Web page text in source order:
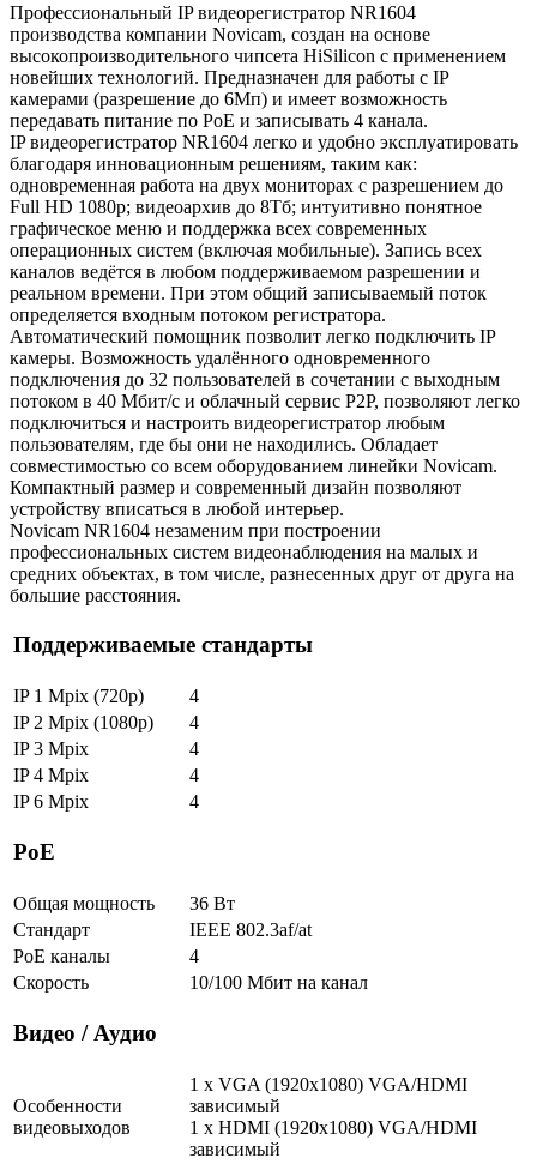
Профессиональный IP видеорегистратор NR1604
производства компании Novicam, создан на основе
высокопроизводительного чипсета HiSilicon с применением
новейших технологий. Предназначен для работы с IP
камерами (разрешение до 6Мп) и имеет возможность
передавать питание по PoE и записывать 4 канала.
IP видеорегистратор NR1604 легко и удобно эксплуатировать
благодаря инновационным решениям, таким как:
одновременная работа на двух мониторах с разрешением до
Full HD 1080p; видеоархив до 8Тб; интуитивно понятное
графическое меню и поддержка всех современных
операционных систем (включая мобильные). Запись всех
каналов ведётся в любом поддерживаемом разрешении и
реальном времени. При этом общий записываемый поток
определяется входным потоком регистратора.
Автоматический помощник позволит легко подключить IP
камеры. Возможность удалённого одновременного
подключения до 32 пользователей в сочетании с выходным
потоком в 40 Мбит/с и облачный сервис P2P, позволяют легко
подключиться и настроить видеорегистратор любым
пользователям, где бы они не находились. Обладает
совместимостью со всем оборудованием линейки Novicam.
Компактный размер и современный дизайн позволяют
устройству вписаться в любой интерьер.
Novicam NR1604 незаменим при построении
профессиональных систем видеонаблюдения на малых и
средних объектах, в том числе, разнесенных друг от друга на
большие расстояния.
Поддерживаемые стандарты
IP 1 Mpix (720p)
4
IP 2 Mpix (1080p)
4
IP 3 Mpix
4
IP 4 Mpix
4
IP 6 Mpix
4
РоЕ
Общая мощность
36 Вт
Стандарт
IEEE 802.3af/at
PoE каналы
4
Скорость
10/100 Мбит на канал
Видео / Аудио
Особенности
видеовыходов
1 x VGA (1920x1080) VGA/HDMI
зависимый
1 x HDMI (1920x1080) VGA/HDMI
зависимый